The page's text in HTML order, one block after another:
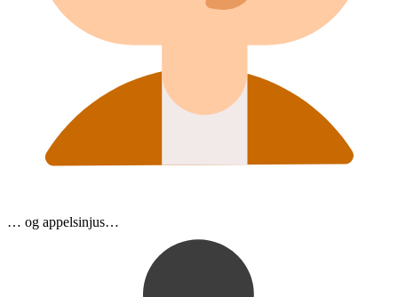
… og appelsinjus…